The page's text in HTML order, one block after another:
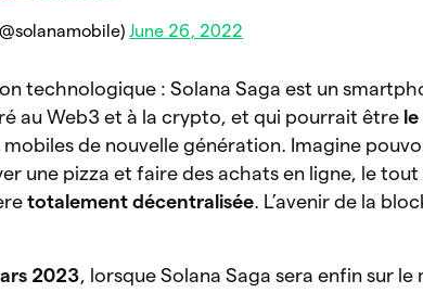
June 26, 2022
technologique : Solana Saga est un
au Web3 et à la crypto, et qui pourrait être
de nouvelle génération. Imagine
une pizza et faire des achats en ligne, le
totalement décentralisée. L’avenir de la
2023, lorsque Solana Saga sera enfin sur le